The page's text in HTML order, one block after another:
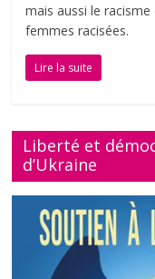
mais aussi le racisme
femmes racisées.
Lire la suite
Liberté et
d’Ukraine